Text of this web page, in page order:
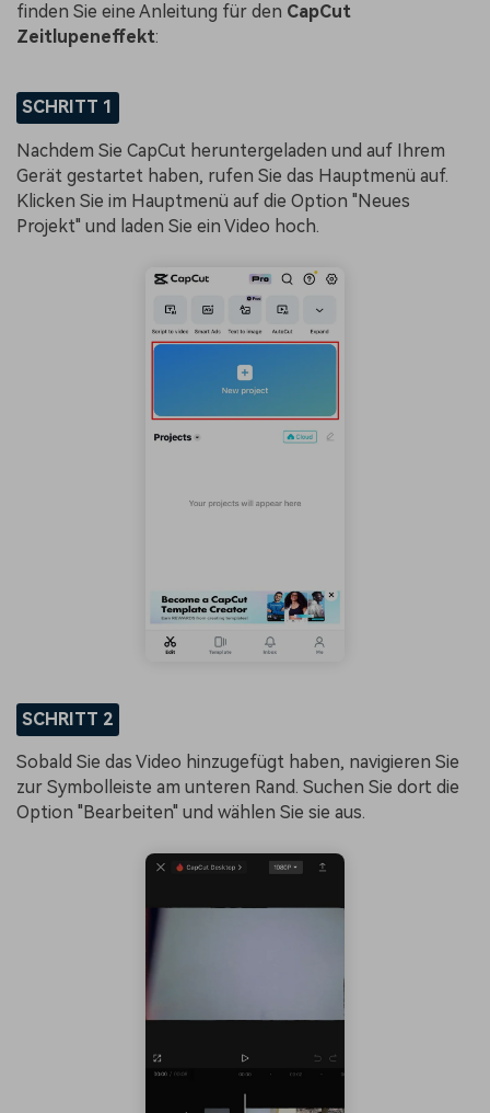
finden Sie eine Anleitung für den CapCut
Zeitlupeneffekt:
SCHRITT 1
Nachdem Sie CapCut heruntergeladen und auf Ihrem
Gerät gestartet haben, rufen Sie das Hauptmenü auf.
Klicken Sie im Hauptmenü auf die Option "Neues
Projekt" und laden Sie ein Video hoch.
SCHRITT 2
Sobald Sie das Video hinzugefügt haben, navigieren Sie
zur Symbolleiste am unteren Rand. Suchen Sie dort die
Option "Bearbeiten" und wählen Sie sie aus.